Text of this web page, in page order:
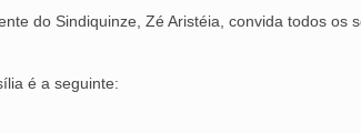
do Sindiquinze, Zé Aristéia, convida todos
é a seguinte: